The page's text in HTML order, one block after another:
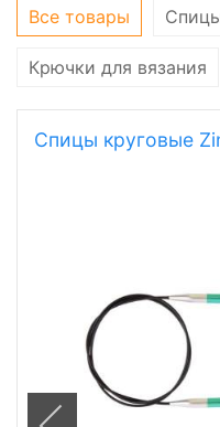
Все товары
Крючки для вязания
Спицы круговые